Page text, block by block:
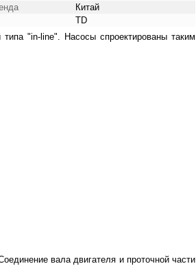
Китай
TD
"in-line". Насосы спроектированы таким
вала двигателя и проточной части